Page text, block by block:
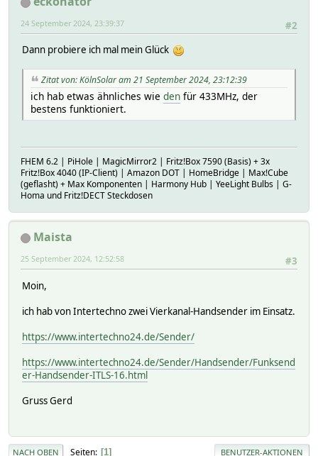
#2
24 September 2024, 23:39:37
Dann probiere ich mal mein Glück
Zitat von: KölnSolar am 21 September 2024, 23:12:39
ich hab etwas ähnliches wie den für 433MHz, der
bestens funktioniert.
FHEM 6.2 | PiHole | MagicMirror2 | Fritz!Box 7590 (Basis) + 3x
Fritz!Box 4040 (IP-Client) | Amazon DOT | HomeBridge | Max!Cube
(geflasht) + Max Komponenten | Harmony Hub | YeeLight Bulbs | G-
Homa und Fritz!DECT Steckdosen
Maista
#3
25 September 2024, 12:52:58
Moin,
ich hab von Intertechno zwei Vierkanal-Handsender im Einsatz.
https://www.intertechno24.de/Sender/
https://www.intertechno24.de/Sender/Handsender/Funksend
er-Handsender-ITLS-16.html
Gruss Gerd
NACH OBEN Seiten 1 BENUTZER-AKTIONEN